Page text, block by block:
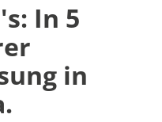
In 5
in